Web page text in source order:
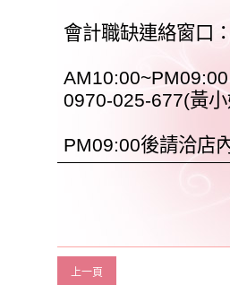
會計職缺連絡窗口
AM10:00~PM09:00
0970-025-677(黃
PM09:00後請洽店
上一頁